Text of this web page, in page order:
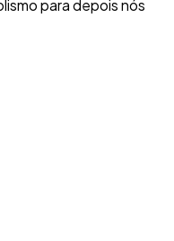
para depois nós